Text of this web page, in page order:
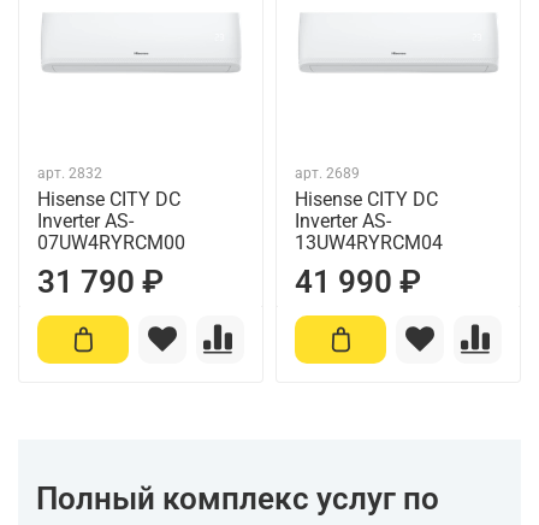
арт. 2832
Hisense CITY DC
Inverter AS-
07UW4RYRCM00
31 790 ₽
арт. 2689
Hisense CITY DC
Inverter AS-
13UW4RYRCM04
41 990 ₽
Полный комплекс услуг по